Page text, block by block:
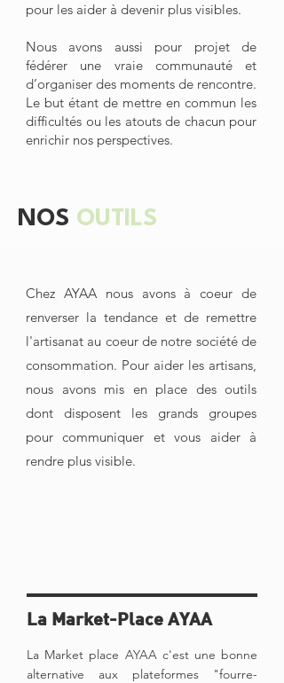
pour les aider à devenir plus visibles.
Nous avons aussi pour projet de
fédérer une vraie communauté et
d’organiser des moments de rencontre.
Le but étant de mettre en commun les
difficultés ou les atouts de chacun pour
enrichir nos perspectives.
NOS OUTILS
Chez AYAA nous avons à coeur de
renverser la tendance et de remettre
l'artisanat au coeur de notre société de
consommation. Pour aider les artisans,
nous avons mis en place des outils
dont disposent les grands groupes
pour communiquer et vous aider à
rendre plus visible.
La Market-Place AYAA
La Market place AYAA c'est une bonne
alternative aux plateformes "fourre-